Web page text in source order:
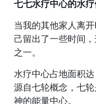
七七水疗中心的水
当我的其他家人离
己留出了一些时间
之一。
水疗中心占地面积
源自七轮概念，七
神的能量中心。